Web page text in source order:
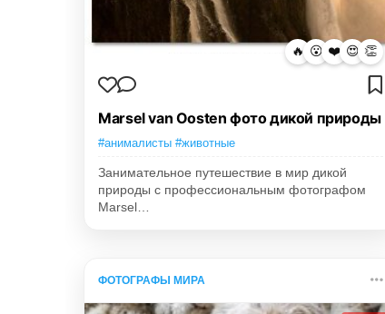
🔥 😮 ❤️ 😍 👏
Marsel van Oosten фото дикой природы
#анималисты #животные
Занимательное путешествие в мир дикой
природы с профессиональным фотографом
Marsel…
ФОТОГРАФЫ МИРА